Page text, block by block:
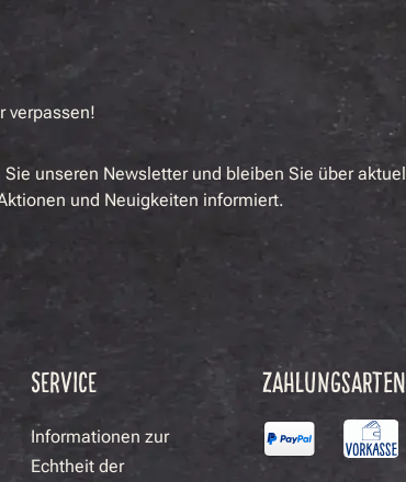
verpassen!
Sie unseren Newsletter und bleiben Sie über
und Neuigkeiten informiert.
SERVICE
Informationen zur
Echtheit der
ZAHLUNGSARTEN